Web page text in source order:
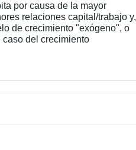
por causa de la mayor
relaciones capital/trabajo y,
de crecimiento "exógeno", o
caso del crecimiento